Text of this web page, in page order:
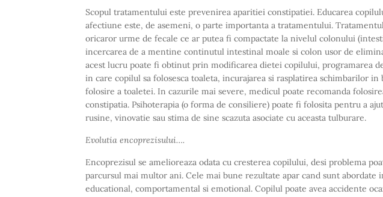
Scopul tratamentului este prevenirea aparitiei constipatiei. Educarea
afectiune este, de asemeni, o parte importanta a tratamentului.
oricaror urme de fecale ce ar putea fi compactate la nivelul colonului
incercarea de a mentine continutul intestinal moale si colon usor de
acest lucru poate fi obtinut prin modificarea dietei copilului, programarea
in care copilul sa folosesca toaleta, incurajarea si rasplatirea schimbarilor
folosire a toaletei. In cazurile mai severe, medicul poate recomanda
constipatia. Psihoterapia (o forma de consiliere) poate fi folosita pentru a
rusine, vinovatie sau stima de sine scazuta asociate cu aceasta tulburare.
Evolutia encoprezisului….
Encoprezisul se amelioreaza odata cu cresterea copilului, desi problema
parcursul mai multor ani. Cele mai bune rezultate apar cand sunt abordate
educational, comportamental si emotional. Copilul poate avea accidente